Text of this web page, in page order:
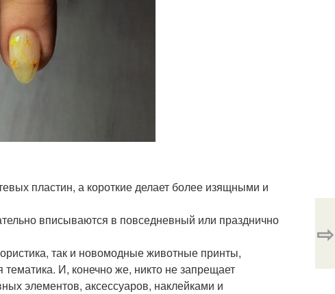
пластин, а короткие делает более изящными и
вписываются в повседневный или празднично
так и новомодные животные принты,
И, конечно же, никто не запрещает
элементов, аксессуаров, наклейками и
⇨